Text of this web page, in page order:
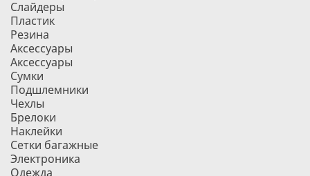
Слайдеры
Пластик
Резина
Аксессуары
Аксессуары
Сумки
Подшлемники
Чехлы
Брелоки
Наклейки
Сетки багажные
Электроника
Одежда